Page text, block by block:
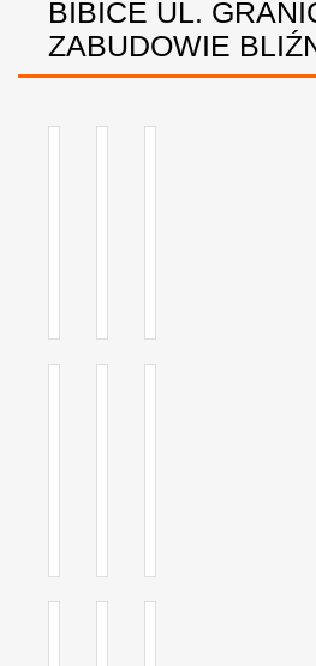
BIBICE UL.
ZABUDOWIE